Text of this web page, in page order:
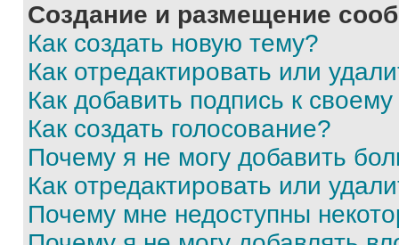
Создание и размещение
Как создать новую тему?
Как отредактировать или
Как добавить подпись к
Как создать голосование?
Почему я не могу добавить
Как отредактировать или
Почему мне недоступны